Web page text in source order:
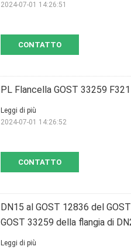
CONTATTO
2024-07-01 14:26:51
PL Flancella GOST 33259
CONTATTO
Leggi di più
2024-07-01 14:26:52
DN15 al GOST 12836 del
GOST 33259 della flangia di
Leggi di più